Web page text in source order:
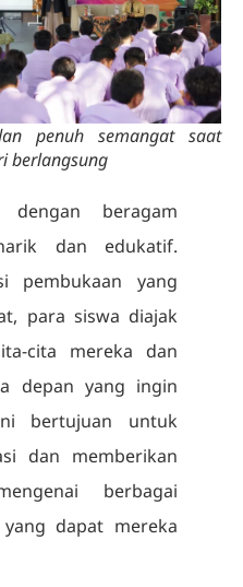
penuh semangat saat
berlangsung
beragam
dan edukatif.
pembukaan yang
para siswa diajak
cita mereka dan
depan yang ingin
bertujuan untuk
dan memberikan
berbagai
dapat mereka